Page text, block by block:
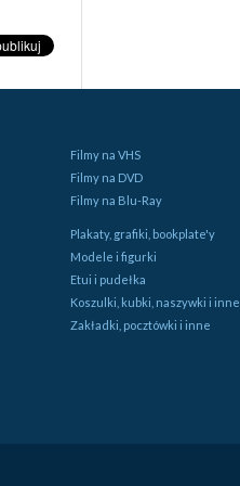
Filmy na VHS
Filmy na DVD
Filmy na Blu-Ray
Plakaty, grafiki, bookplate'y
Modele i figurki
Etui i pudełka
Koszulki, kubki, naszywki i inne
Zakładki, pocztówki i inne